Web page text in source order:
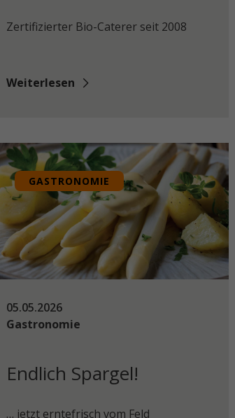
Zertifizierter Bio-Caterer seit 2008
Weiterlesen
GASTRONOMIE
05.05.2026
Gastronomie
Endlich Spargel!
… jetzt erntefrisch vom Feld